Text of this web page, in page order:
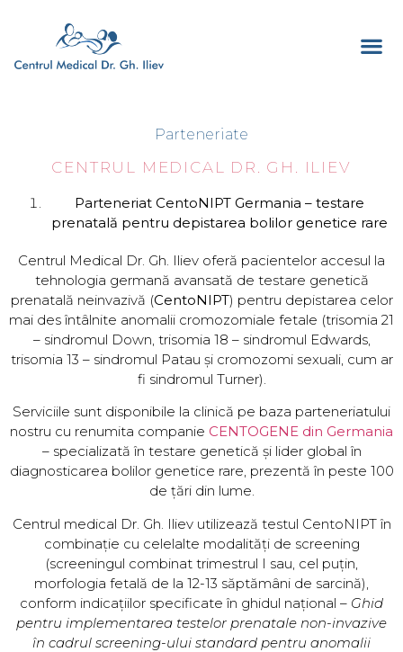
Parteneriate
CENTRUL MEDICAL DR. GH. ILIEV
Parteneriat CentoNIPT Germania – testare
prenatală pentru depistarea bolilor genetice rare
Centrul Medical Dr. Gh. Iliev oferă pacientelor accesul la
tehnologia germană avansată de testare genetică
prenatală neinvazivă (CentoNIPT) pentru depistarea celor
mai des întâlnite anomalii cromozomiale fetale (trisomia 21
– sindromul Down, trisomia 18 – sindromul Edwards,
trisomia 13 – sindromul Patau și cromozomi sexuali, cum ar
fi sindromul Turner).
Serviciile sunt disponibile la clinică pe baza parteneriatului
nostru cu renumita companie CENTOGENE din Germania
– specializată în testare genetică și lider global în
diagnosticarea bolilor genetice rare, prezentă în peste 100
de țări din lume.
Centrul medical Dr. Gh. Iliev utilizează testul CentoNIPT în
combinație cu celelalte modalități de screening
(screeningul combinat trimestrul I sau, cel puțin,
morfologia fetală de la 12-13 săptămâni de sarcină),
conform indicațiilor specificate în ghidul național – Ghid
pentru implementarea testelor prenatale non-invazive
în cadrul screening-ului standard pentru anomalii